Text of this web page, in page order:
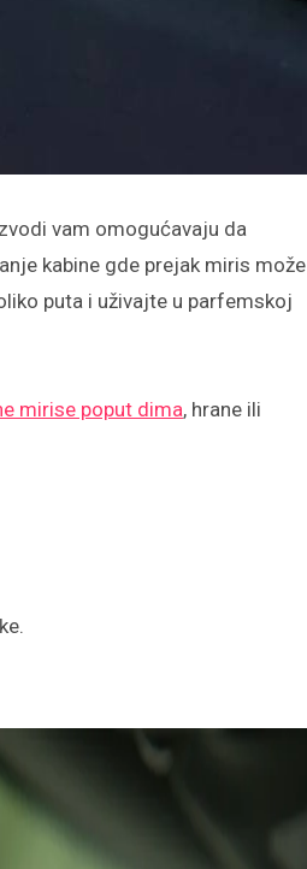
vam omogućavaju da
kabine gde prejak miris može
puta i uživajte u parfemskoj
mirise poput dima, hrane ili